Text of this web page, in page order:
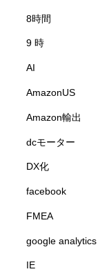
8時間
9 時
AI
AmazonUS
Amazon輸出
dcモーター
DX化
facebook
FMEA
google analytics
IE